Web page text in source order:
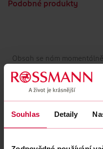
Souhlas Detaily
Podobné produkty
Obsah se nám